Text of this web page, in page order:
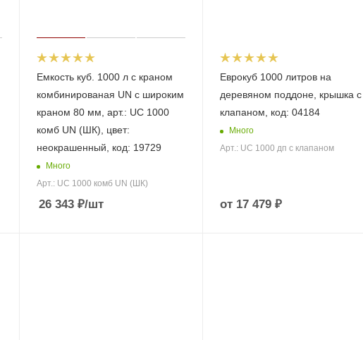
Емкость куб. 1000 л с краном
комбинированая UN с широким
краном 80 мм, арт.: UC 1000
комб UN (ШК), цвет:
неокрашенный, код: 19729
Много
Арт.: UC 1000 комб UN (ШК)
26 343₽/шт
Еврокуб 1000 литров на
деревяном поддоне, крышка с
клапаном, код: 04184
Много
Арт.: UC 1000 дп с клапаном
от 17 479 ₽